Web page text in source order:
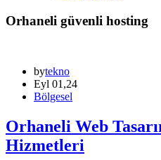
Orhaneli güvenli hosting
bytekno
Eyl 01,24
Bölgesel
Orhaneli Web
Hizmetleri